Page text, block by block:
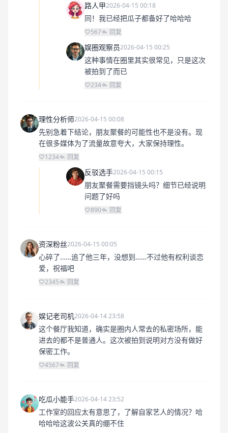
路人甲2026-04-15 00:18
同！我已经把瓜子都备好了哈哈哈
567 回复
娱圈观察员2026-04-15 00:25
这种事情在圈里其实很常见，只是这次
被拍到了而已
234 回复
理性分析师2026-04-15 00:08
先别急着下结论，朋友聚餐的可能性也不是没有。现
在很多媒体为了流量故意夸大，大家保持理性。
1234 回复
反驳选手2026-04-15 00:15
朋友聚餐需要挡镜头吗？细节已经说明
问题了好吗
890 回复
资深粉丝2026-04-15 00:05
心碎了……追了他三年，没想到……不过他有权利谈恋
爱，祝福吧
2345 回复
娱记老司机2026-04-14 23:58
这个餐厅我知道，确实是圈内人常去的私密场所，能
进去的都不是普通人。这次被拍到说明对方没有做好
保密工作。
4567 回复
吃瓜小能手2026-04-14 23:52
工作室的回应太有意思了，了解自家艺人的情况？哈
哈哈哈这波公关真的绷不住